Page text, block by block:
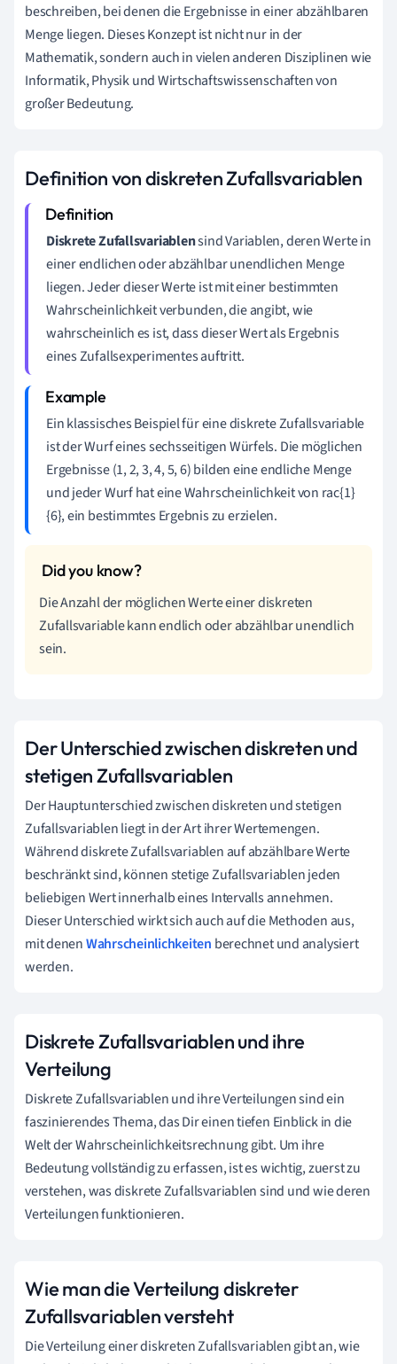
beschreiben, bei denen die Ergebnisse in einer abzählbaren
Menge liegen. Dieses Konzept ist nicht nur in der
Mathematik, sondern auch in vielen anderen Disziplinen wie
Informatik, Physik und Wirtschaftswissenschaften von
großer Bedeutung.
Definition von diskreten Zufallsvariablen
Diskrete Zufallsvariablensind Variablen, deren Werte in
einer endlichen oder abzählbar unendlichen Menge
liegen. Jeder dieser Werte ist mit einer bestimmten
Wahrscheinlichkeit verbunden, die angibt, wie
wahrscheinlich es ist, dass dieser Wert als Ergebnis
eines Zufallsexperimentes auftritt.
Ein klassisches Beispiel für eine diskrete Zufallsvariable
ist der Wurf eines sechsseitigen Würfels. Die möglichen
Ergebnisse (1, 2, 3, 4, 5, 6) bilden eine endliche Menge
und jeder Wurf hat eine Wahrscheinlichkeit von rac{1}
{6}, ein bestimmtes Ergebnis zu erzielen.
Die Anzahl der möglichen Werte einer diskreten
Zufallsvariable kann endlich oder abzählbar unendlich
sein.
Der Unterschied zwischen diskreten und
stetigen Zufallsvariablen
Der Hauptunterschied zwischen diskreten und stetigen
Zufallsvariablen liegt in der Art ihrer Wertemengen.
Während diskrete Zufallsvariablen auf abzählbare Werte
beschränkt sind, können stetige Zufallsvariablen jeden
beliebigen Wert innerhalb eines Intervalls annehmen.
Dieser Unterschied wirkt sich auch auf die Methoden aus,
mit denenWahrscheinlichkeiten berechnet und analysiert
werden.
Diskrete Zufallsvariablen und ihre
Verteilung
Diskrete Zufallsvariablen und ihre Verteilungen sind ein
faszinierendes Thema, das Dir einen tiefen Einblick in die
Welt der Wahrscheinlichkeitsrechnung gibt. Um ihre
Bedeutung vollständig zu erfassen, ist es wichtig, zuerst zu
verstehen, was diskrete Zufallsvariablen sind und wie deren
Verteilungen funktionieren.
Wie man die Verteilung diskreter
Zufallsvariablen versteht
Die Verteilung einer diskreten Zufallsvariablen gibt an, wie